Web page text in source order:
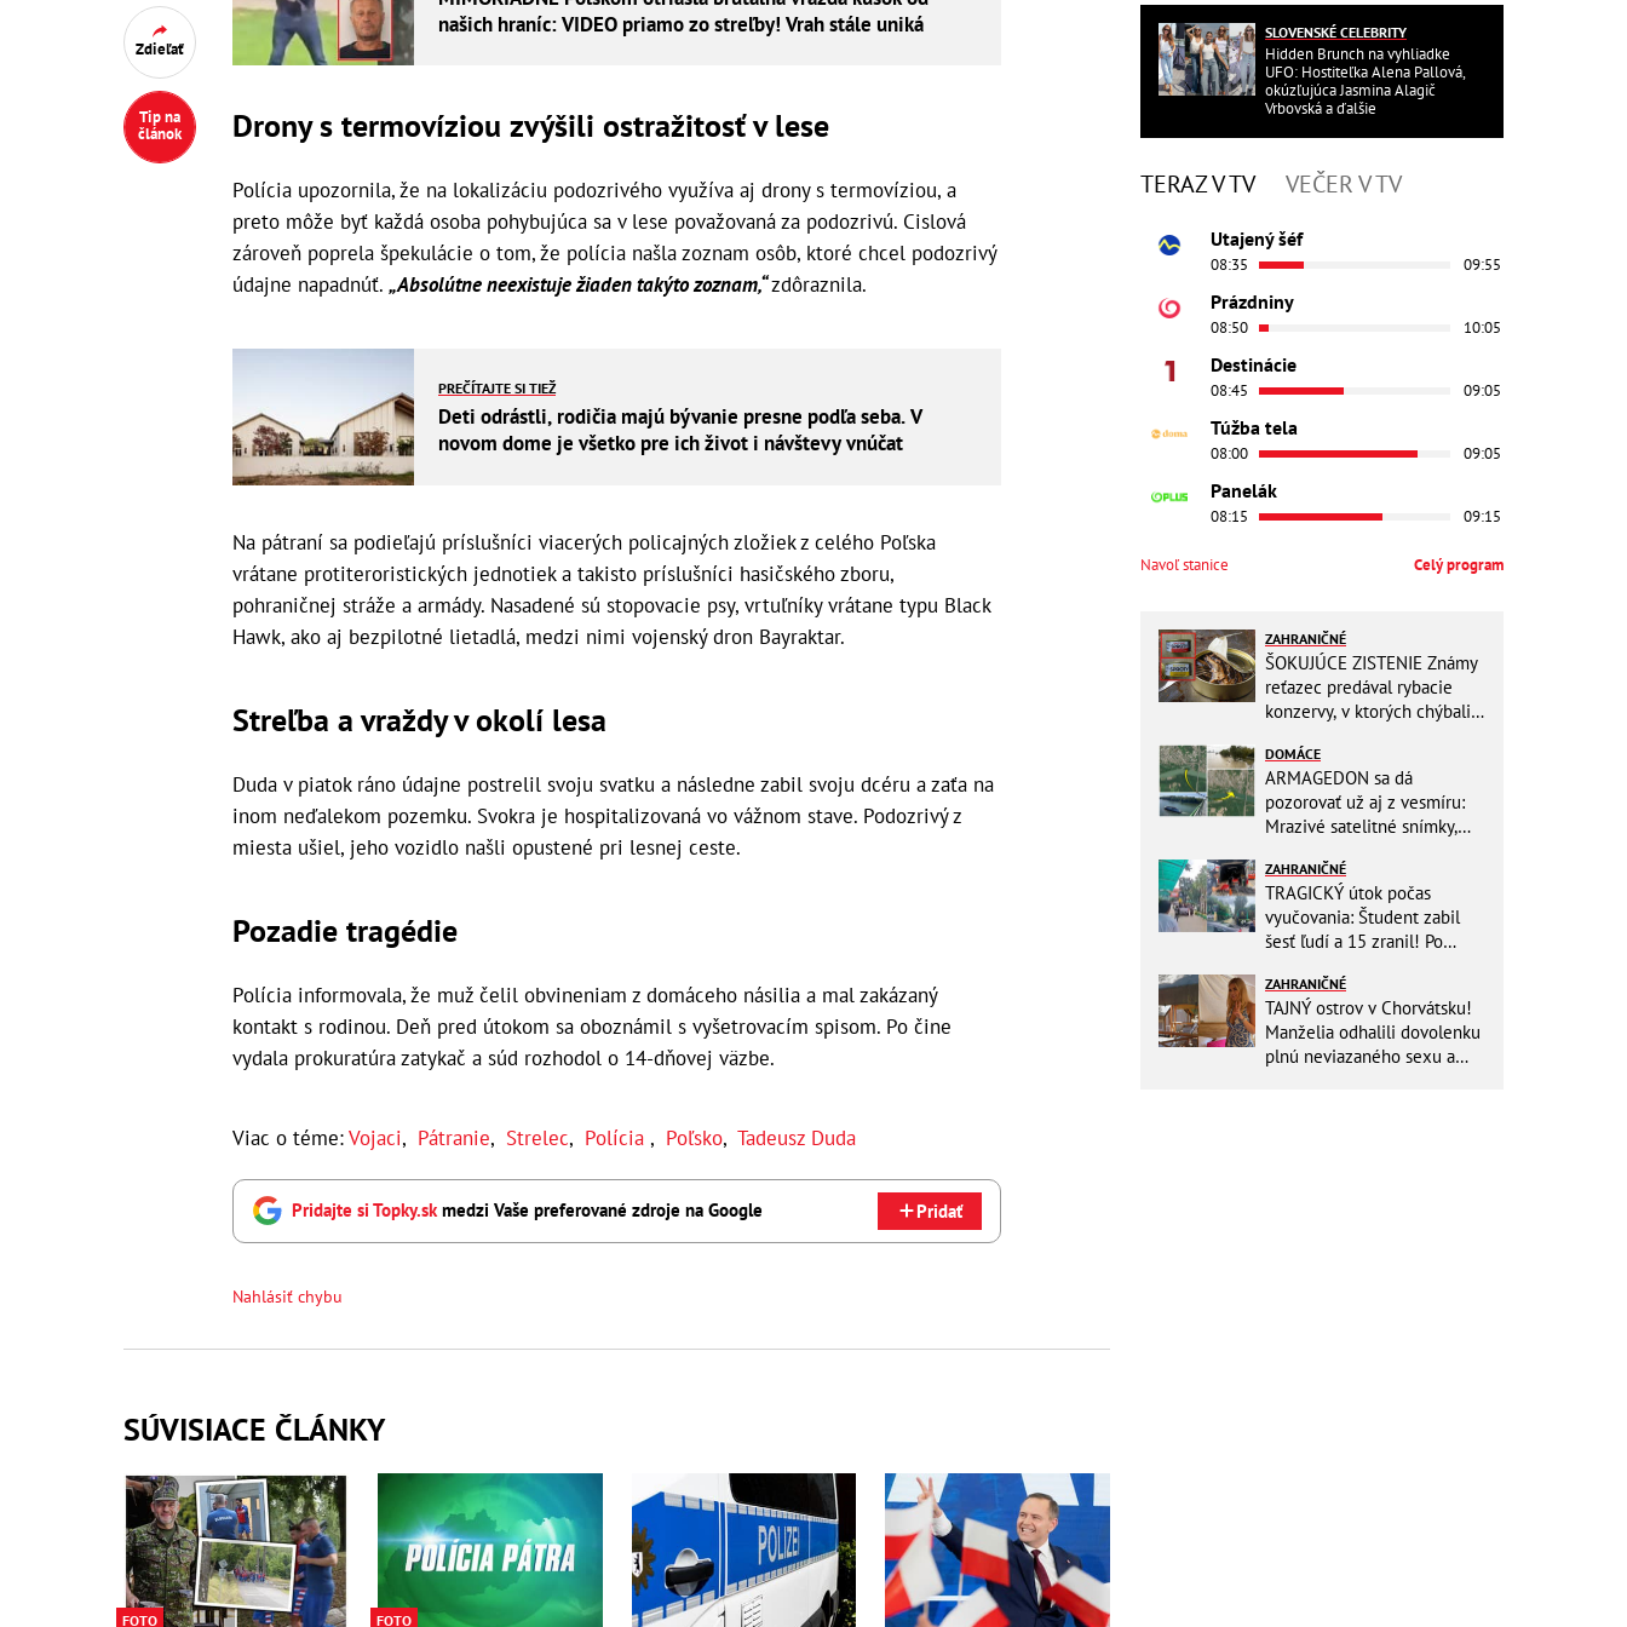
Zdieľať
Tip na
článok
našich hraníc: VIDEO priamo zo streľby! Vrah stále uniká
Drony s termovíziou zvýšili ostražitosť v lese
Polícia upozornila, že na lokalizáciu podozrivého využíva aj drony s termovíziou, a
preto môže byť každá osoba pohybujúca sa v lese považovaná za podozrivú. Cislová
zároveň poprela špekulácie o tom, že polícia našla zoznam osôb, ktoré chcel podozrivý
údajne napadnúť. „Absolútne neexistuje žiaden takýto zoznam,“zdôraznila.
PREČÍTAJTE SI TIEŽ
Deti odrástli, rodičia majú bývanie presne podľa seba. V
novom dome je všetko pre ich život i návštevy vnúčat
Na pátraní sa podieľajú príslušníci viacerých policajných zložiek z celého Poľska
vrátane protiteroristických jednotiek a takisto príslušníci hasičského zboru,
pohraničnej stráže a armády. Nasadené sú stopovacie psy, vrtuľníky vrátane typu Black
Hawk, ako aj bezpilotné lietadlá, medzi nimi vojenský dron Bayraktar.
Streľba a vraždy v okolí lesa
Duda v piatok ráno údajne postrelil svoju svatku a následne zabil svoju dcéru a zaťa na
inom neďalekom pozemku. Svokra je hospitalizovaná vo vážnom stave. Podozrivý z
miesta ušiel, jeho vozidlo našli opustené pri lesnej ceste.
Pozadie tragédie
Polícia informovala, že muž čelil obvineniam z domáceho násilia a mal zakázaný
kontakt s rodinou. Deň pred útokom sa oboznámil s vyšetrovacím spisom. Po čine
vydala prokuratúra zatykač a súd rozhodol o 14-dňovej väzbe.
Viac o téme:Vojaci, Pátranie, Strelec, Polícia , Poľsko, Tadeusz Duda
Pridajte si Topky.skmedzi Vaše preferované zdroje na Google Pridať
Nahlásiť chybu
SÚVISIACE ČLÁNKY
FOTO FOTO
SLOVENSKÉ CELEBRITY
Hidden Brunch na vyhliadke
UFO: Hostiteľka Alena Pallová,
okúzľujúca Jasmina Alagič
Vrbovská a ďalšie
TERAZ V TV VEČER V TV
Utajený šéf
08:35 09:55
Prázdniny
08:50 10:05
Destinácie
08:45 09:05
Túžba tela
08:00 09:05
Panelák
08:15 09:15
Navoľ stanice Celý program
ZAHRANIČNÉ
ŠOKUJÚCE ZISTENIE Známy
reťazec predával rybacie
konzervy, v ktorých chýbali
aj vy
DOMÁCE
ARMAGEDON sa dá
pozorovať už aj z vesmíru:
Mrazivé satelitné snímky,
vode ani stopy!
ZAHRANIČNÉ
TRAGICKÝ útok počas
vyučovania: Študent zabil
šesť ľudí a 15 zranil! Po
ZAHRANIČNÉ
TAJNÝ ostrov v Chorvátsku!
Manželia odhalili dovolenku
plnú neviazaného sexu a